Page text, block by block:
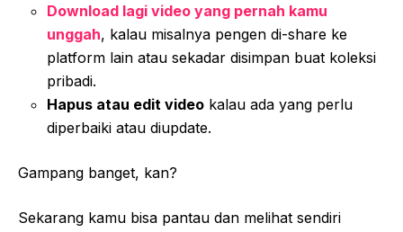
Download lagi video yang pernah kamu
unggah, kalau misalnya pengen di-share ke
platform lain atau sekadar disimpan buat koleksi
pribadi.
Hapus atau edit video kalau ada yang perlu
diperbaiki atau diupdate.
Gampang banget, kan?
Sekarang kamu bisa pantau dan melihat sendiri